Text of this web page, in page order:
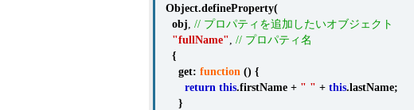
Object.defineProperty(
obj, // プロパティを追加したいオブジェクト
"fullName", // プロパティ名
{
get: function () {
return this.firstName + " " + this.lastName;
}